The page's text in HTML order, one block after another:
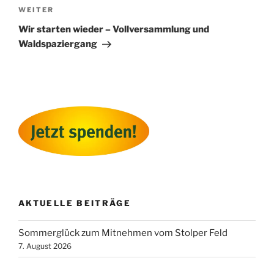
Nächster
Beitrag
WEITER
Wir starten wieder – Vollversammlung und
Waldspaziergang
AKTUELLE BEITRÄGE
Sommerglück zum Mitnehmen vom Stolper Feld
7. August 2026